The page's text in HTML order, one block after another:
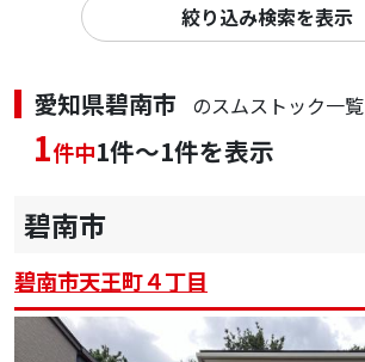
絞り込み検索を表示
愛知県碧南市 のスムストック一覧
1件中1件～1件を表示
碧南市
碧南市天王町４丁目